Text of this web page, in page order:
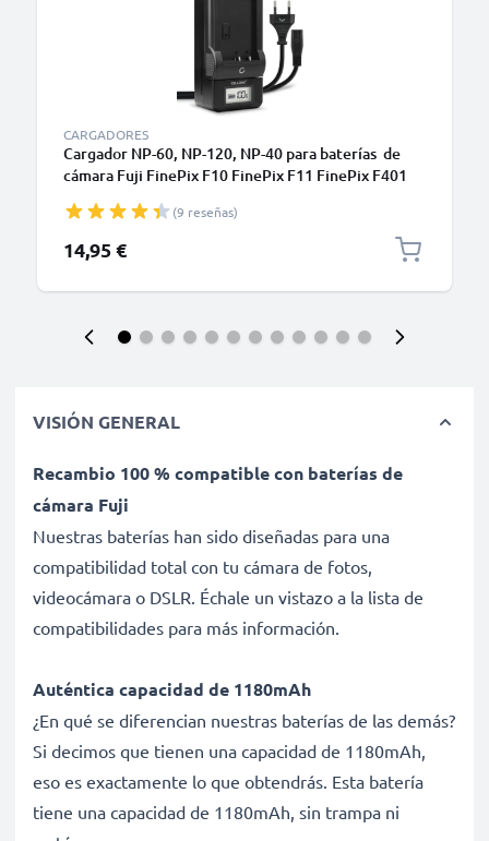
CARGADORES
Cargador NP-60, NP-120, NP-40 para baterías de
cámara Fuji FinePix F10 FinePix F11 FinePix F401
de CELLONIC
(9 reseñas)
14,95 €
VISIÓN GENERAL
Recambio 100 % compatible con baterías de
cámara Fuji
Nuestras baterías han sido diseñadas para una
compatibilidad total con tu cámara de fotos,
videocámara o DSLR. Échale un vistazo a la lista de
compatibilidades para más información.
Auténtica capacidad de 1180mAh
¿En qué se diferencian nuestras baterías de las demás?
Si decimos que tienen una capacidad de 1180mAh,
eso es exactamente lo que obtendrás. Esta batería
tiene una capacidad de 1180mAh, sin trampa ni